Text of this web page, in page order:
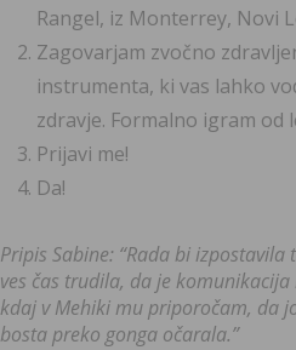
Rangel, iz Monterrey, Novi
Zagovarjam zvočno
instrumenta, ki vas lahko
zdravje. Formalno igram od
Prijavi me!
Da!
Pripis Sabine: “Rada bi
ves čas trudila, da je
kdaj v Mehiki mu priporočam, da
bosta preko gonga očarala.”